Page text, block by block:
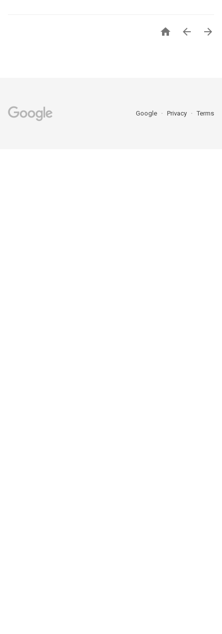
  
Google Privacy Terms